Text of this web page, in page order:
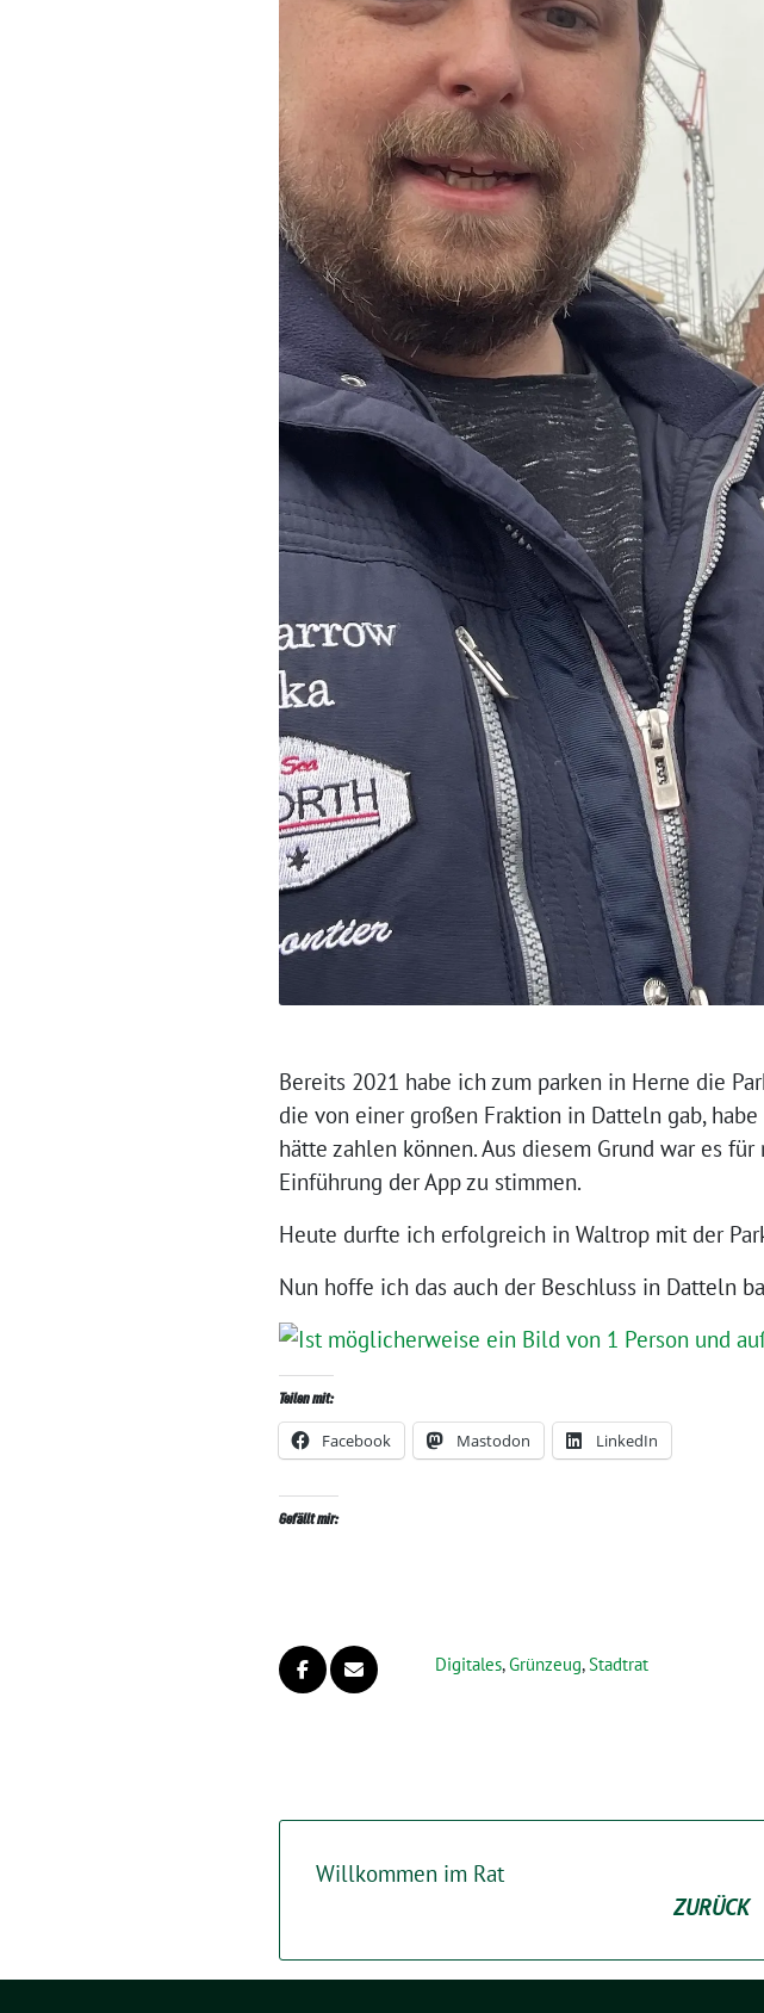
Bereits 2021 habe ich zum parken in Herne die
die von einer großen Fraktion in Datteln gab,
hätte zahlen können. Aus diesem Grund war es
Einführung der App zu stimmen.
Heute durfte ich erfolgreich in Waltrop mit der
Nun hoffe ich das auch der Beschluss in Datteln
Teilen mit:
Facebook Mastodon LinkedIn
Gefällt mir:
Digitales,Grünzeug,Stadtrat
Willkommen im Rat
ZURÜCK